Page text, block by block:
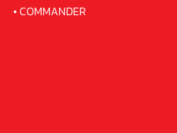
•COMMANDER